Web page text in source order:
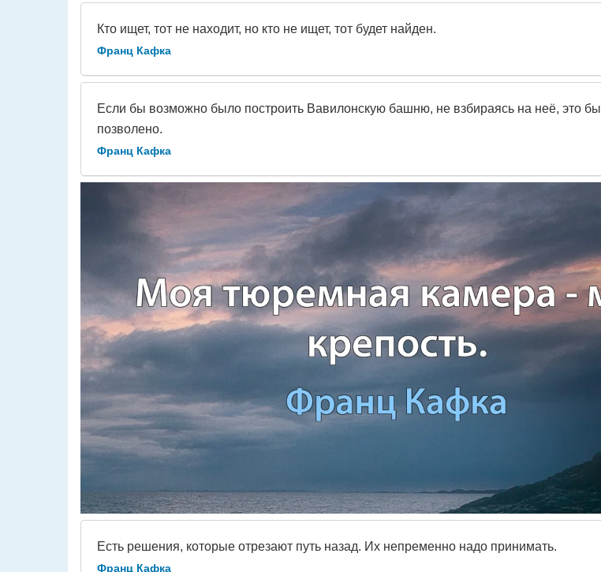
Кто ищет, тот не находит, но кто не ищет, тот будет найден.
Франц Кафка
Если бы возможно было построить Вавилонскую башню, не взбираясь на неё, это
позволено.
Франц Кафка
Есть решения, которые отрезают путь назад. Их непременно надо принимать.
Франц Кафка